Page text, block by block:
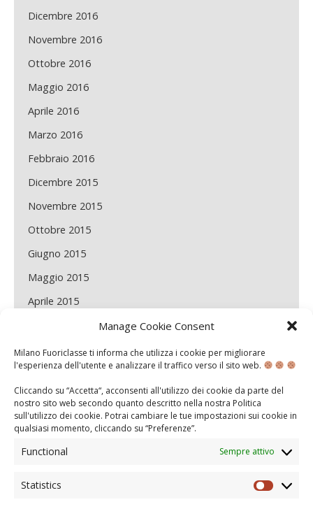
Manage Cookie Consent
Milano Fuoriclasse ti informa che utilizza i cookie per migliorare
l'esperienza dell'utente e analizzare il traffico verso il sito web.
Cliccando su “Accetta“, acconsenti all'utilizzo dei cookie da parte del
nostro sito web secondo quanto descritto nella nostra Politica
sull'utilizzo dei cookie. Potrai cambiare le tue impostazioni sui cookie in
qualsiasi momento, cliccando su “Preferenze”.
Functional Sempre attivo
Statistics
Dicembre 2016
Novembre 2016
Ottobre 2016
Maggio 2016
Aprile 2016
Marzo 2016
Febbraio 2016
Dicembre 2015
Novembre 2015
Ottobre 2015
Giugno 2015
Maggio 2015
Aprile 2015
Febbraio 2015
Gennaio 2015
Dicembre 2014
Novembre 2014
Marzo 2014